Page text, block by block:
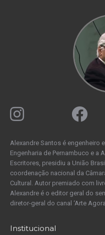
Alexandre Santos é engenheiro
Engenharia de Pernambuco e a
Escritores, presidiu a União
coordenação nacional da
Cultural. Autor premiado com
Alexandre é o editor geral do
diretor-geral do canal ‘Arte
Institucional